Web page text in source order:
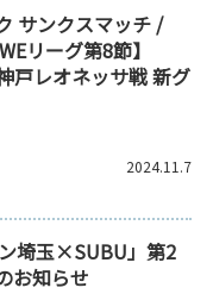
サンクスマッチ /
リーグ第8節】
戸レオネッサ戦 新グ
2024.11.7
ン埼玉×SUBU」第2
お知らせ